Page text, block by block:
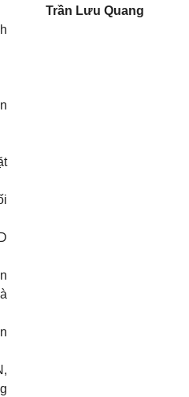
Trần Lưu Quang